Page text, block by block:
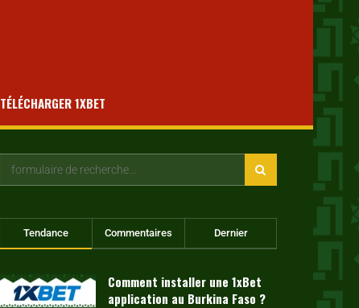
TÉLÉCHARGER 1XBET
Tendance Commentaires Dernier
Comment installer une 1xBet
application au Burkina Faso ?